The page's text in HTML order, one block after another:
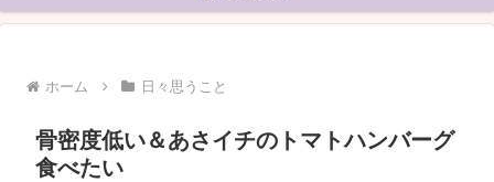
ホーム 日々思うこと
骨密度低い＆あさイチのトマトハンバーグ
食べたい